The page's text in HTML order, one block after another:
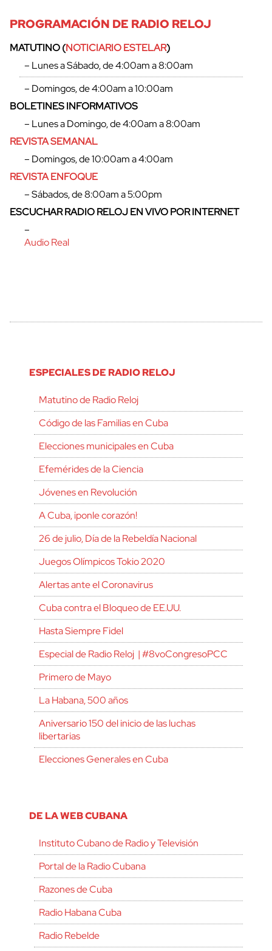
PROGRAMACIÓN DE RADIO RELOJ
MATUTINO (NOTICIARIO ESTELAR)
– Lunes a Sábado, de 4:00am a 8:00am
– Domingos, de 4:00am a 10:00am
BOLETINES INFORMATIVOS
– Lunes a Domingo, de 4:00am a 8:00am
REVISTA SEMANAL
– Domingos, de 10:00am a 4:00am
REVISTA ENFOQUE
– Sábados, de 8:00am a 5:00pm
ESCUCHAR RADIO RELOJ EN VIVO POR INTERNET
–
Audio Real
ESPECIALES DE RADIO RELOJ
Matutino de Radio Reloj
Código de las Familias en Cuba
Elecciones municipales en Cuba
Efemérides de la Ciencia
Jóvenes en Revolución
A Cuba, ¡ponle corazón!
26 de julio, Día de la Rebeldía Nacional
Juegos Olímpicos Tokio 2020
Alertas ante el Coronavirus
Cuba contra el Bloqueo de EE.UU.
Hasta Siempre Fidel
Especial de Radio Reloj | #8voCongresoPCC
Primero de Mayo
La Habana, 500 años
Aniversario 150 del inicio de las luchas
libertarias
Elecciones Generales en Cuba
DE LA WEB CUBANA
Instituto Cubano de Radio y Televisión
Portal de la Radio Cubana
Razones de Cuba
Radio Habana Cuba
Radio Rebelde